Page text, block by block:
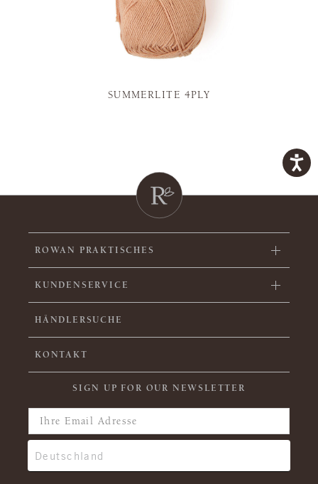
SUMMERLITE 4PLY
ROWAN PRAKTISCHES
KUNDENSERVICE
HÄNDLERSUCHE
KONTAKT
SIGN UP FOR OUR NEWSLETTER